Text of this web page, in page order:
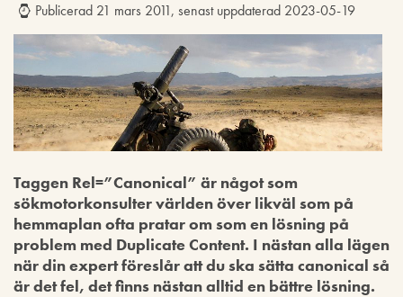
Publicerad 21 mars 2011, senast uppdaterad 2023-05-19
Taggen Rel=”Canonical” är något som
sökmotorkonsulter världen över likväl som på
hemmaplan ofta pratar om som en lösning på
problem med Duplicate Content. I nästan alla lägen
när din expert föreslår att du ska sätta canonical så
är det fel, det finns nästan alltid en bättre lösning.